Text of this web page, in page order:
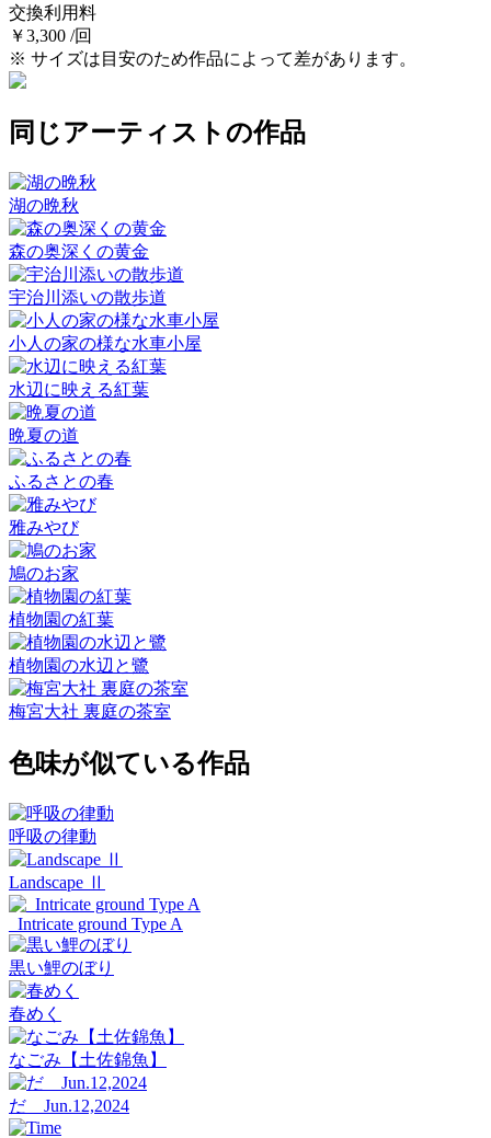
交換利用料
￥3,300 /回
※ サイズは目安のため作品によって差があります。
同じアーティストの作品
湖の晩秋
森の奥深くの黄金
宇治川添いの散歩道
小人の家の様な水車小屋
水辺に映える紅葉
晩夏の道
ふるさとの春
雅みやび
鳩のお家
植物園の紅葉
植物園の水辺と鷺
梅宮大社 裏庭の茶室
色味が似ている作品
呼吸の律動
Landscape Ⅱ
_Intricate ground Type A
黒い鯉のぼり
春めく
なごみ【土佐錦魚】
だ Jun.12,2024